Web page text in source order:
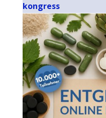
kongress